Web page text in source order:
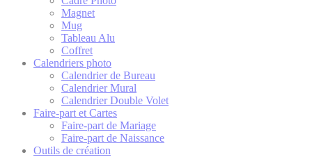
Magnet
Mug
Tableau Alu
Coffret
Calendriers photo
Calendrier de Bureau
Calendrier Mural
Calendrier Double Volet
Faire-part et Cartes
Faire-part de Mariage
Faire-part de Naissance
Outils de création